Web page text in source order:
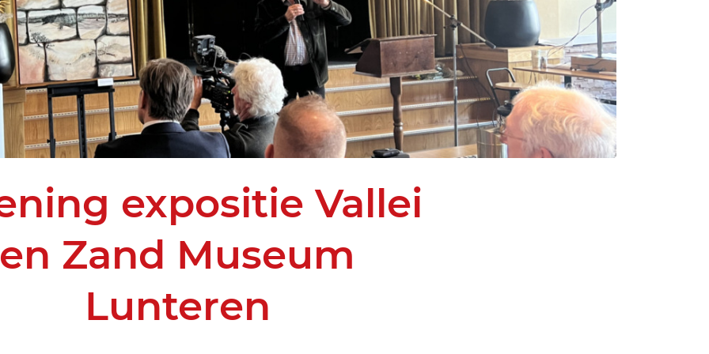
expositie Vallei
en Zand Museum
Lunteren